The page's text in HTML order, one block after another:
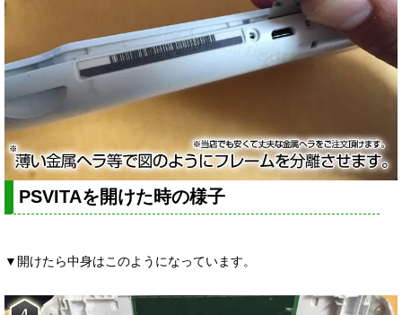
PSVITAを開けた時の様子
▼開けたら中身はこのようになっています。